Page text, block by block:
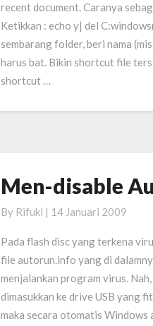
recent document. Caranya
Ketikkan : echo y| del
sembarang folder, beri nama
harus bat. Bikin shortcut file
shortcut …
Men-
Autorun
pada
USB
Men-disable
By Rifuki | 14 Januari 2009
Pada flash disc yang terkena
file autorun.info yang di
menjalankan program virus.
dimasukkan ke drive USB yang
maka secara otomatis Windows